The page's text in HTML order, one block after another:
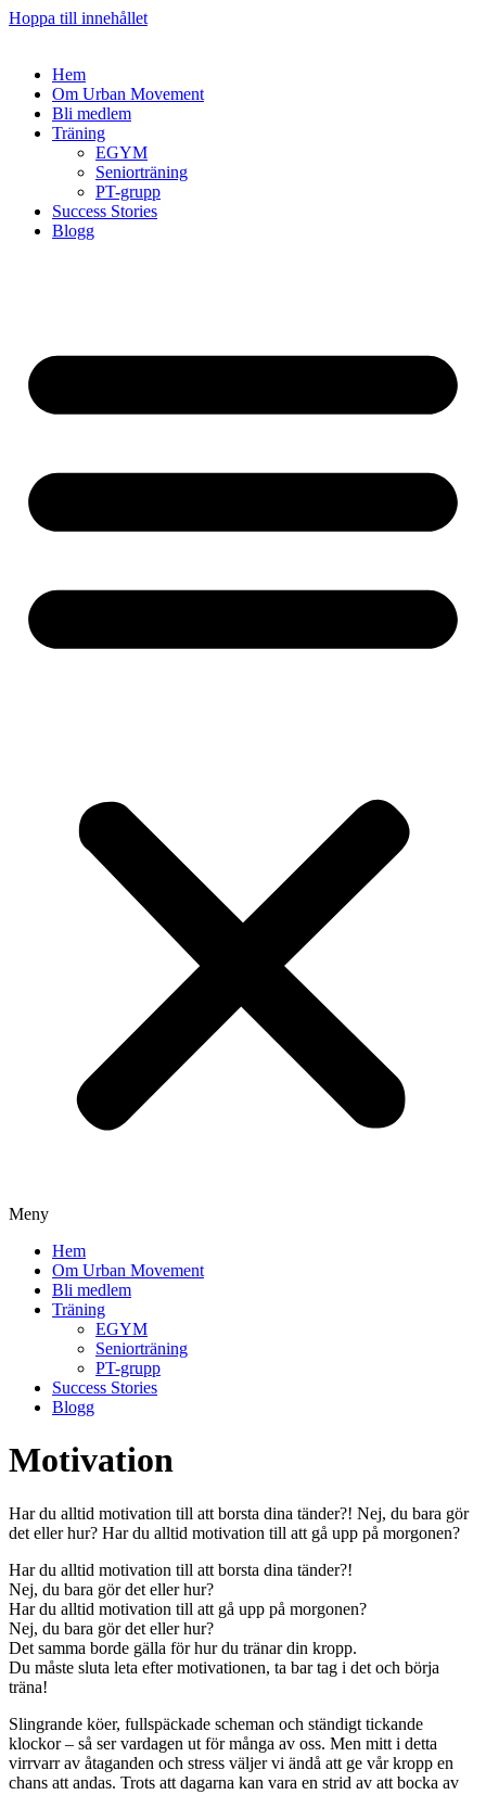
Hoppa till innehållet
Hem
Om Urban Movement
Bli medlem
Träning
EGYM
Seniorträning
PT-grupp
Success Stories
Blogg
Meny
Hem
Om Urban Movement
Bli medlem
Träning
EGYM
Seniorträning
PT-grupp
Success Stories
Blogg
Motivation
Har du alltid motivation till att borsta dina tänder?! Nej, du bara gör
det eller hur? Har du alltid motivation till att gå upp på morgonen?
Har du alltid motivation till att borsta dina tänder?!
Nej, du bara gör det eller hur?
Har du alltid motivation till att gå upp på morgonen?
Nej, du bara gör det eller hur?
Det samma borde gälla för hur du tränar din kropp.
Du måste sluta leta efter motivationen, ta bar tag i det och börja
träna!
Slingrande köer, fullspäckade scheman och ständigt tickande
klockor – så ser vardagen ut för många av oss. Men mitt i detta
virrvarr av åtaganden och stress väljer vi ändå att ge vår kropp en
chans att andas. Trots att dagarna kan vara en strid av att bocka av